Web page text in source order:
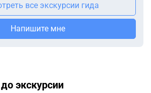
все экскурсии гида
Напишите мне
экскурсии